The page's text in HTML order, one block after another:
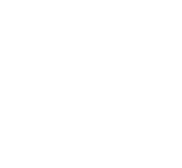
the website is used and to offer